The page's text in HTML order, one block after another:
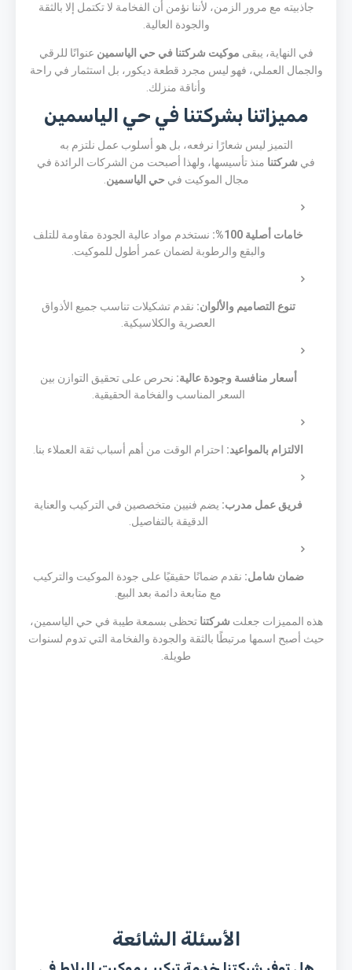
جاذبيته مع مرور الزمن، لأننا نؤمن أن الفخامة لا تكتمل إلا بالثقة
والجودة العالية.
في النهاية، يبقى موكيت شركتنا في حي الياسمين عنوانًا للرقي
والجمال العملي، فهو ليس مجرد قطعة ديكور، بل استثمار في راحة
وأناقة منزلك.
مميزاتنا بشركتنا في حي الياسمين
التميز ليس شعارًا نرفعه، بل هو أسلوب عمل نلتزم به
في شركتنا منذ تأسيسها، ولهذا أصبحت من الشركات الرائدة في
مجال الموكيت في حي الياسمين
خامات أصلية 100%:
نستخدم مواد عالية الجودة مقاومة للتلف
والبقع والرطوبة لضمان عمر أطول للموكيت.
تنوع التصاميم والألوان: نقدم تشكيلات تناسب جميع الأذواق
العصرية والكلاسيكية.
أسعار منافسة وجودة عالية: نحرص على تحقيق التوازن بين
السعر المناسب والفخامة الحقيقية.
الالتزام بالمواعيد: احترام الوقت من أهم أسباب ثقة العملاء بنا.
فريق عمل مدرب: يضم فنيين متخصصين في التركيب والعناية
الدقيقة بالتفاصيل.
ضمان شامل: نقدم ضمانًا حقيقيًا على جودة الموكيت والتركيب
مع متابعة دائمة بعد البيع.
هذه المميزات جعلت شركتنا تحظى بسمعة طيبة في حي الياسمين،
حيث أصبح اسمها مرتبطًا بالثقة والجودة والفخامة التي تدوم لسنوات
طويلة.
الأسئلة الشائعة